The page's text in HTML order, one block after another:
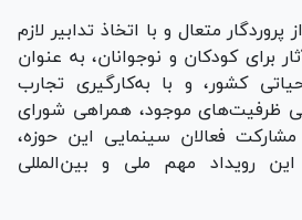
متعال و با اتخاذ تدابیر لازم
برای کودکان و نوجوانان، به عنوان
کشور، و با به‌کارگیری تجارب
ظرفیت‌های موجود، همراهی شورای
فعالان سینمایی این حوزه،
رویداد مهم ملی و بین‌المللی